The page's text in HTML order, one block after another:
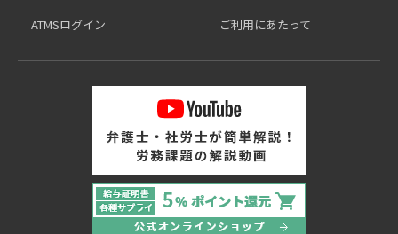
ATMSログイン ご利用にあたって